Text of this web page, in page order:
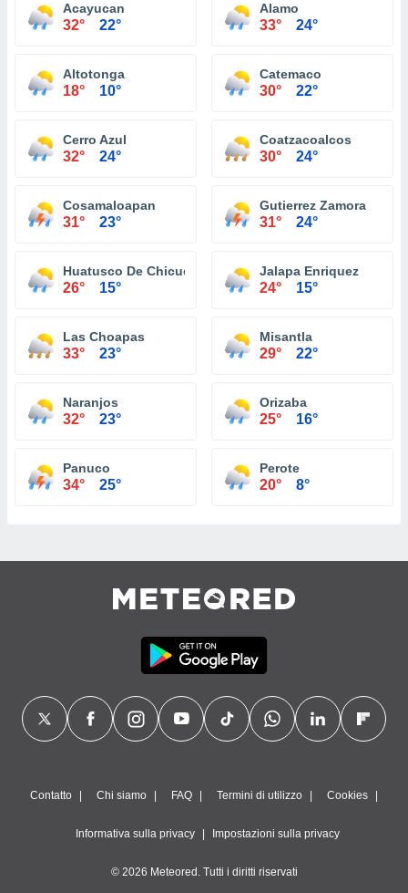
Acayucan
32° 22°
Alamo
33° 24°
Altotonga
18° 10°
Catemaco
30° 22°
Cerro Azul
32° 24°
Coatzacoalcos
30° 24°
Cosamaloapan
31° 23°
Gutierrez Zamora
31° 24°
Huatusco De Chicuellar
26° 15°
Jalapa Enriquez
24° 15°
Las Choapas
33° 23°
Misantla
29° 22°
Naranjos
32° 23°
Orizaba
25° 16°
Panuco
34° 25°
Perote
20° 8°
Contatto Chi siamo FAQ Termini di utilizzo Cookies
Informativa sulla privacy Impostazioni sulla privacy
© 2026 Meteored. Tutti i diritti riservati